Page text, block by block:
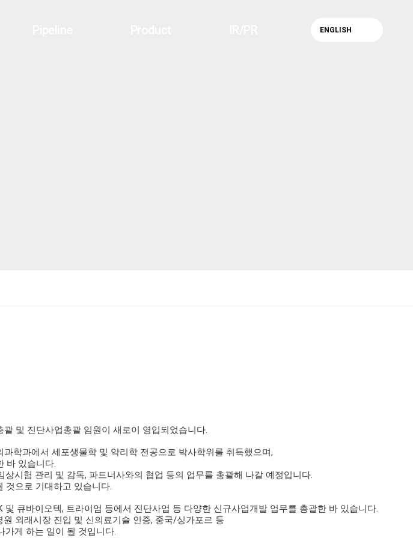
ENGLISH
및 진단사업총괄 임원이 새로이 영입되었습니다.
학과에서 세포생물학 및 약리학 전공으로 박사학위를 취득했으며,
바 있습니다.
상시험 관리 및 감독, 파트너사와의 협업 등의 업무를 총괄해 나갈 예정입니다.
것으로 기대하고 있습니다.
및 큐바이오텍, 트라이엄 등에서 진단사업 등 다양한 신규사업개발 업무를 총괄한 바 있습니다.
외래시장 진입 및 신의료기술 인증, 중국/싱가포르 등
가게 하는 일이 될 것입니다.